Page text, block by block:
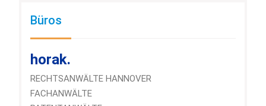
Büros
horak.
RECHTSANWÄLTE HANNOVER
FACHANWÄLTE